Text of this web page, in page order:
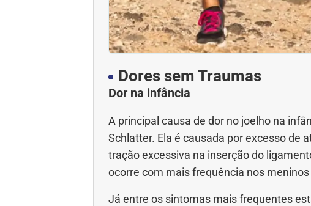
Dores sem Traumas
Dor na infância
A principal causa de dor no joelho na
Schlatter. Ela é causada por excesso de
tração excessiva na inserção do
ocorre com mais frequência nos
Já entre os sintomas mais frequentes